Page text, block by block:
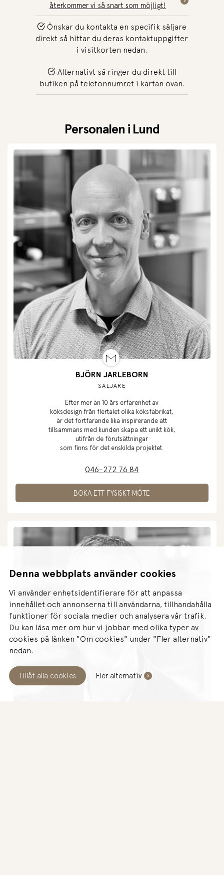
Denna webbplats använder cookies
Vi använder enhetsidentifierare för att anpassa
innehållet och annonserna till användarna, tillhandahålla
funktioner för sociala medier och analysera vår trafik.
Du kan läsa mer om hur vi jobbar med olika typer av
cookies på länken "Om cookies" under "Fler alternativ"
nedan.
Tillåt alla cookies Fler alternativ
återkommer vi så snart som möjligt!
Önskar du kontakta en specifik säljare
direkt så hittar du deras kontaktuppgifter
i visitkorten nedan.
Alternativt så ringer du direkt till
butiken på telefonnumret i kartan ovan.
Personalen i Lund
BJÖRN JARLEBORN
SÄLJARE
Efter mer än 10 års erfarenhet av
köksdesign från flertalet olika köksfabrikat,
är det fortfarande lika inspirerande att
tillsammans med kunden skapa ett unikt kök,
utifrån de förutsättningar
som finns för det enskilda projektet.
046-272 76 84
BOKA ETT FYSISKT MÖTE